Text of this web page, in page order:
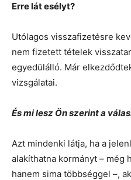
Erre lát esélyt?
Utólagos visszafizetésre
nem fizetett tételek
egyedülálló. Már
vizsgálatai.
És mi lesz Ön szerint a
Azt mindenki látja, ha a
alakíthatna kormányt – még
hanem sima többséggel –,